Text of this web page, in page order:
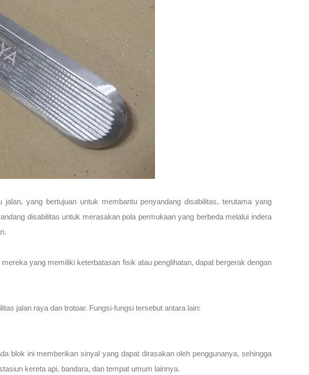
yang bertujuan untuk membantu penyandang disabilitas, terutama yang
disabilitas untuk merasakan pola permukaan yang berbeda melalui indera
yang memiliki keterbatasan fisik atau penglihatan, dapat bergerak dengan
jalan raya dan trotoar. Fungsi-fungsi tersebut antara lain:
blok ini memberikan sinyal yang dapat dirasakan oleh penggunanya, sehingga
kereta api, bandara, dan tempat umum lainnya.